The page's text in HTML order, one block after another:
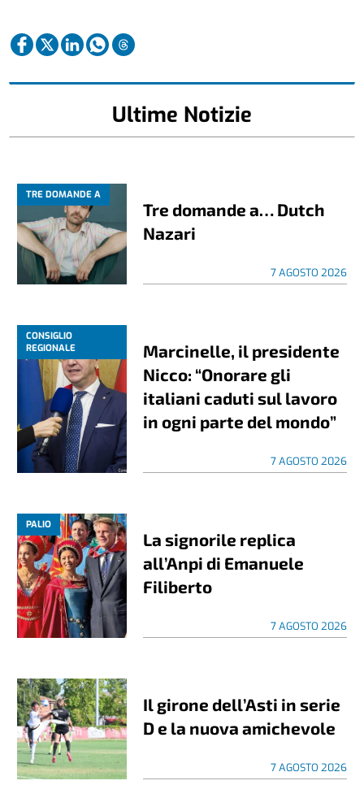
Ultime Notizie
TRE DOMANDE A
Tre domande a… Dutch
Nazari
7 AGOSTO 2026
CONSIGLIO
REGIONALE
Marcinelle, il presidente
Nicco: “Onorare gli
italiani caduti sul lavoro
in ogni parte del mondo”
7 AGOSTO 2026
PALIO
La signorile replica
all’Anpi di Emanuele
Filiberto
7 AGOSTO 2026
Il girone dell’Asti in serie
D e la nuova amichevole
7 AGOSTO 2026